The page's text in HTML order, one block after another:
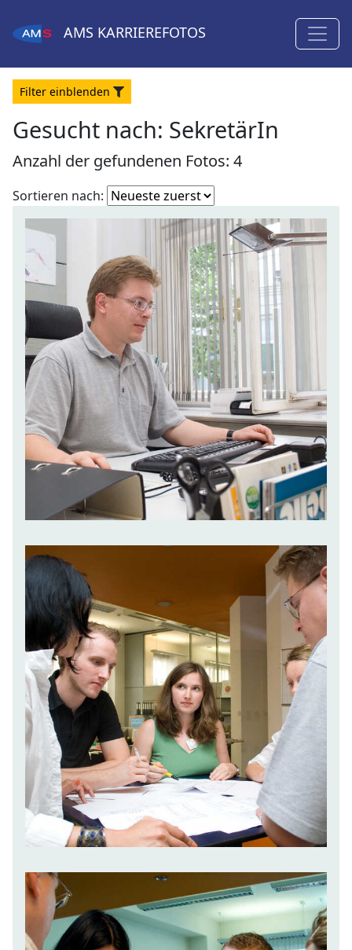
AMS KARRIEREFOTOS
Filter einblenden
Gesucht nach: SekretärIn
Anzahl der gefundenen Fotos: 4
Sortieren nach: